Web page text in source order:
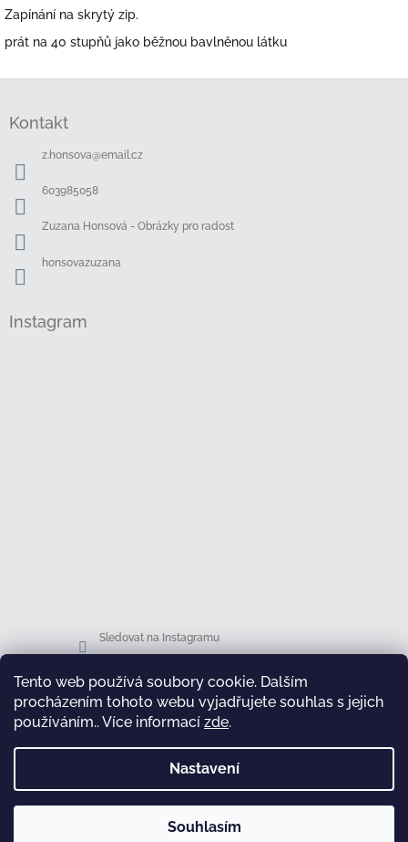
Tento web používá soubory cookie. Dalším
procházením tohoto webu vyjadřujete souhlas s jejich
používáním.. Více informací zde.
Nastavení
Souhlasím
Zapínání na skrytý zip.
prát na 40 stupňů jako běžnou bavlněnou látku
Kontakt
z.honsova@email.cz
603985058
Zuzana Honsová - Obrázky pro radost
honsovazuzana
Instagram
Sledovat na Instagramu
Facebook
test
Copyright 2026Honsová shop